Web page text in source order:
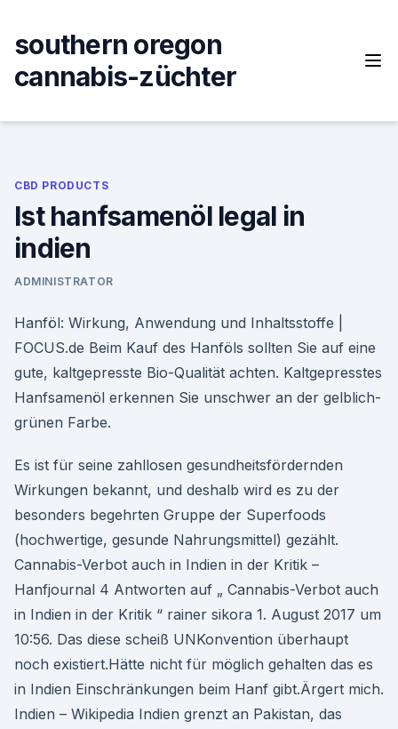
content
southern oregon
cannabis-züchter
CBD PRODUCTS
Ist hanfsamenöl legal in
indien
ADMINISTRATOR
Hanföl: Wirkung, Anwendung und Inhaltsstoffe |
FOCUS.de Beim Kauf des Hanföls sollten Sie auf eine
gute, kaltgepresste Bio-Qualität achten. Kaltgepresstes
Hanfsamenöl erkennen Sie unschwer an der gelblich-
grünen Farbe.
Es ist für seine zahllosen gesundheitsfördernden
Wirkungen bekannt, und deshalb wird es zu der
besonders begehrten Gruppe der Superfoods
(hochwertige, gesunde Nahrungsmittel) gezählt.
Cannabis-Verbot auch in Indien in der Kritik –
Hanfjournal 4 Antworten auf „ Cannabis-Verbot auch
in Indien in der Kritik “ rainer sikora 1. August 2017 um
10:56. Das diese scheiß UNKonvention überhaupt
noch existiert.Hätte nicht für möglich gehalten das es
in Indien Einschränkungen beim Hanf gibt.Ärgert mich.
Indien – Wikipedia Indien grenzt an Pakistan, das